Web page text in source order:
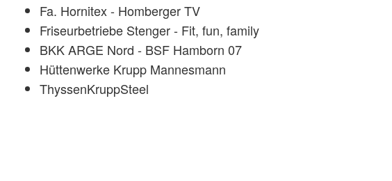
Fa. Hornitex - Homberger TV
Friseurbetriebe Stenger - Fit, fun, family
BKK ARGE Nord - BSF Hamborn 07
Hüttenwerke Krupp Mannesmann
ThyssenKruppSteel